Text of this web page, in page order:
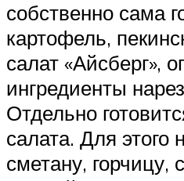
собственно сама
картофель,
салат «Айсберг»,
ингредиенты
Отдельно
салата. Для этого
сметану, горчицу,